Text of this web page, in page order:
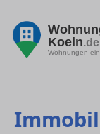
Koeln.de
Wohnungen